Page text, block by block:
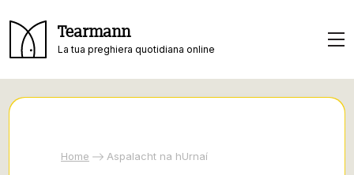
Tearmann
La tua preghiera quotidiana online
Home Aspalacht na hUrnaí